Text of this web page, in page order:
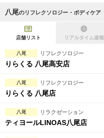
21時以降も受付
初回割引あり
団体割引
キャッシュレス決済OK
八尾のリフレクソロジー・ボディケア
店舗リスト リアルタイム速報
八尾 リフレクソロジー
りらくる 八尾高安店
八尾 リフレクソロジー
りらくる 八尾店
八尾 リラクゼーション
ティヨールLINOAS八尾店